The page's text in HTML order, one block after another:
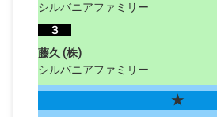
シルバニアファミリー
３
藤久 (株)
シルバニアファミリー
★